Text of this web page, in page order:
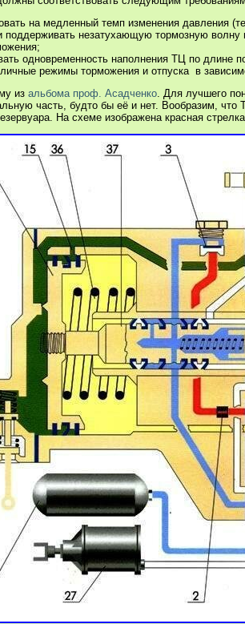
на медленный темп изменения давления
поддерживать незатухающую тормозную
одновременность наполнения ТЦ по длине
режимы торможения и отпуска в
из альбома проф. Асадченко. Для лучшего
часть, будто бы её и нет. Вообразим,
На схеме изображена красная